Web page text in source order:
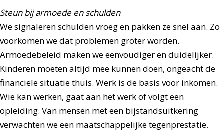
Steun bij armoede en schulden
We signaleren schulden vroeg en pakken ze snel aan. Zo
voorkomen we dat problemen groter worden.
Armoedebeleid maken we eenvoudiger en duidelijker.
Kinderen moeten altijd mee kunnen doen, ongeacht de
financiële situatie thuis. Werk is de basis voor inkomen.
Wie kan werken, gaat aan het werk of volgt een
opleiding. Van mensen met een bijstandsuitkering
verwachten we een maatschappelijke tegenprestatie.